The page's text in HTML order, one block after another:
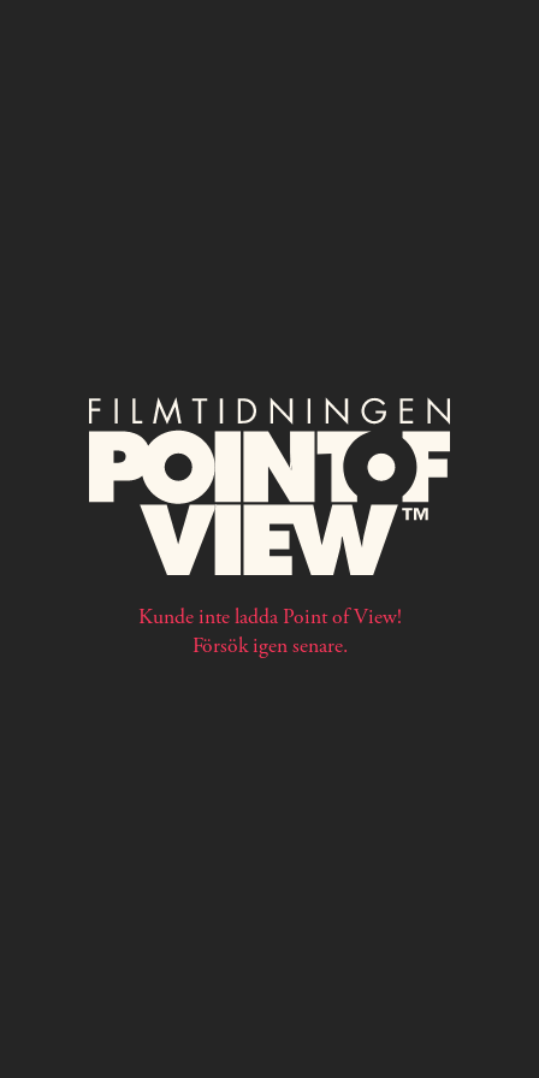
Kunde inte ladda Point of View!
Försök igen senare.